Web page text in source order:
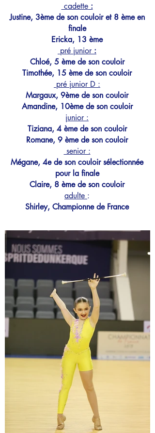
cadette:
Justine, 3ème de son couloir et 8 ème en
finale
Ericka, 13 ème
pré junior :
Chloé, 5 ème de son couloir
Timothée, 15 ème de son couloir
pré junior D :
Margaux, 9ème de son couloir
Amandine, 10ème de son couloir
junior :
Tiziana, 4 ème de son couloir
Romane, 9 ème de son couloir
senior :
Mégane, 4e de son couloirsélectionnée
pour la finale
Claire, 8 ème de son couloir
adulte :
Shirley, Championne de France